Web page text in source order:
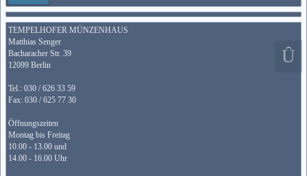
TEMPELHOFER MÜNZENHAUS
Matthias Senger
Bacharacher Str. 39
12099 Berlin
Tel.: 030 / 626 33 59
Fax: 030 / 625 77 30
Öffnungszeiten
Montag bis Freitag
10.00 - 13.00 und
14.00 - 16.00 Uhr